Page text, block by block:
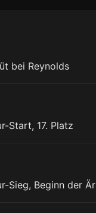
bei Reynolds
Start, 17. Platz
Sieg, Beginn der